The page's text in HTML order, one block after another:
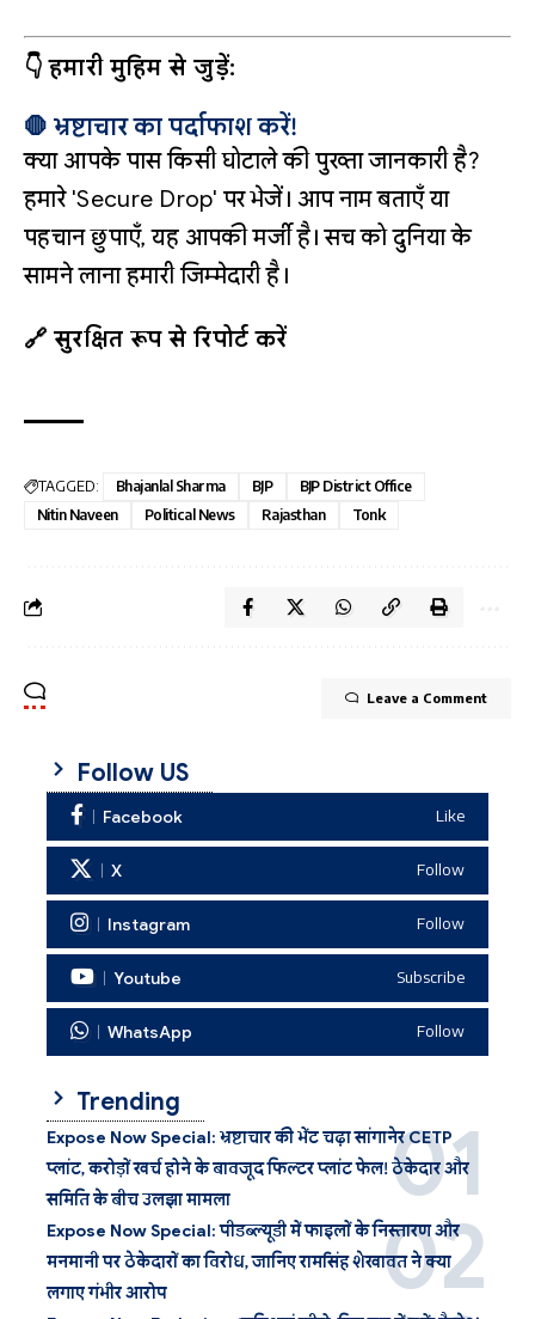
👇 हमारी मुहिम से जुड़ें:
🛑 भ्रष्टाचार का पर्दाफाश करें!
क्या आपके पास किसी घोटाले की पुख्ता जानकारी है?
हमारे 'Secure Drop' पर भेजें। आप नाम बताएँ या
पहचान छुपाएँ, यह आपकी मर्जी है। सच को दुनिया के
सामने लाना हमारी जिम्मेदारी है।
🔗 सुरक्षित रूप से रिपोर्ट करें
TAGGED: Bhajanlal Sharma BJP
BJP District Office
Nitin Naveen
Political News Rajasthan Tonk
Leave a Comment
Follow US
Facebook Like
X Follow
Instagram Follow
Youtube Subscribe
WhatsApp Follow
Trending
Expose Now Special: भ्रष्टाचार की भेंट चढ़ा सांगानेर CETP
प्लांट, करोड़ों खर्च होने के बावजूद फिल्टर प्लांट फेल! ठेकेदार और
समिति के बीच उलझा मामला
Expose Now Special: पीडब्ल्यूडी में फाइलों के निस्तारण और
मनमानी पर ठेकेदारों का विरोध, जानिए रामसिंह शेखावत ने क्या
लगाए गंभीर आरोप